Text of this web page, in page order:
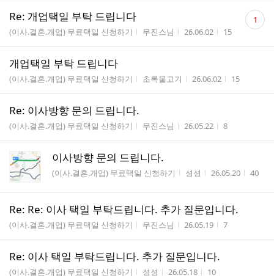
Re: 개업택일 부탁 드립니다
게시판명
(이사.결혼.개업) 무료택일 신청하기 작성자
무진스님 작성시간
26.06.02 조회수
15
댓
글 1
개업택일 부탁 드립니다
게시판명
(이사.결혼.개업) 무료택일 신청하기 작성자
초록물고기 작성시간
26.06.02 조회수
15
Re: 이사방향 문의 드립니다.
게시판명
(이사.결혼.개업) 무료택일 신청하기 작성자
무진스님 작성시간
26.05.22 조회수
8
이사방향 문의 드립니다.
게시판명
(이사.결혼.개업) 무료택일 신청하기 작성자
셩셩 작성시간
26.05.20 조회수
40
Re: Re: 이사 택일 부탁드립니다. 추가 질문입니다.
게시판명
(이사.결혼.개업) 무료택일 신청하기 작성자
무진스님 작성시간
26.05.19 조회수
7
Re: 이사 택일 부탁드립니다. 추가 질문입니다.
게시판명
(이사.결혼.개업) 무료택일 신청하기 작성자
셩셩 작성시간
26.05.18 조회수
10